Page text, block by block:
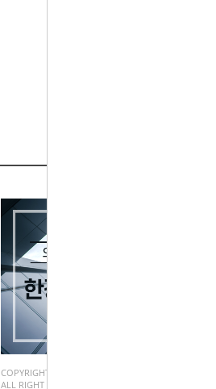
COPYRIGHT(C).
ALL RIGHT RESERVED.